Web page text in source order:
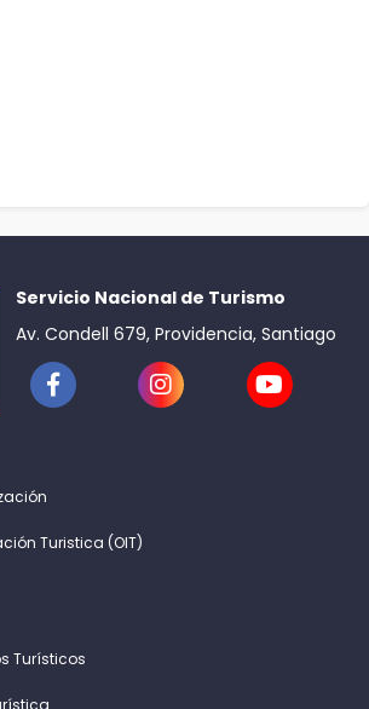
Servicio Nacional de Turismo
Av. Condell 679, Providencia, Santiago
Turistica (OIT)
Turísticos